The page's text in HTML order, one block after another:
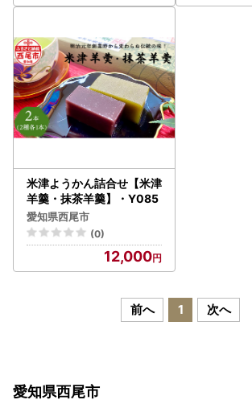
米津ようかん詰合せ【米津
羊羹・抹茶羊羹】・Y085
愛知県西尾市
(0)
12,000
前へ 1 次へ
愛知県西尾市